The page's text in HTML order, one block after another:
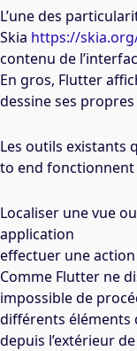
L’une des
Skia https://
contenu de
En gros, Flutter
dessine ses propres
Les outils existants
to end fonctionnent
Localiser une vue
application
effectuer une
Comme Flutter ne
impossible de
différents éléments
depuis l’extérieur